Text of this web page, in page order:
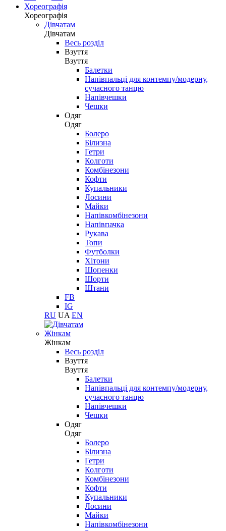
Хореографія
Хореографія
Дівчатам
Дівчатам
Весь розділ
Взуття
Взуття
Балетки
Напівпальці для контемпу/модерну,
сучасного танцю
Напівчешки
Чешки
Одяг
Одяг
Болеро
Білизна
Гетри
Колготи
Комбінезони
Кофти
Купальники
Лосини
Майки
Напівкомбінезони
Напівпачка
Рукава
Топи
Футболки
Хітони
Шопенки
Шорти
Штани
FB
IG
RU UA EN
Жінкам
Жінкам
Весь розділ
Взуття
Взуття
Балетки
Напівпальці для контемпу/модерну,
сучасного танцю
Напівчешки
Чешки
Одяг
Одяг
Болеро
Білизна
Гетри
Колготи
Комбінезони
Кофти
Купальники
Лосини
Майки
Напівкомбінезони